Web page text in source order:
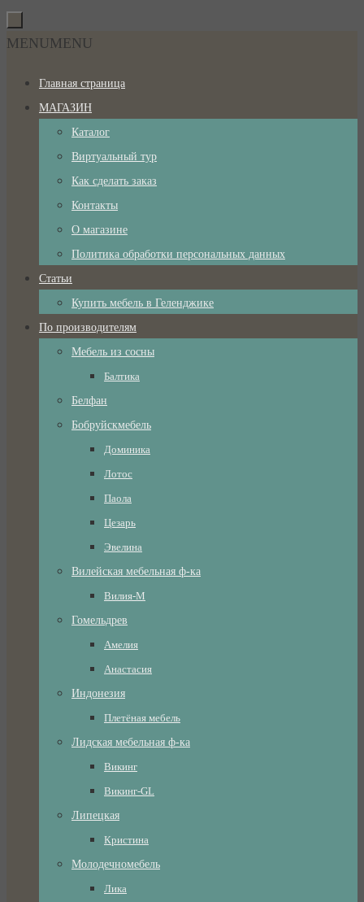
Перейти
к
Перейти
содержимому
MENUMENU
Главная страница
МАГАЗИН
Каталог
Виртуальный тур
Как сделать заказ
Контакты
О магазине
Политика обработки персональных данных
Статьи
Купить мебель в Геленджике
По производителям
Мебель из сосны
Балтика
Белфан
Бобруйскмебель
Доминика
Лотос
Паола
Цезарь
Эвелина
Вилейская мебельная ф-ка
Вилия-М
Гомельдрев
Амелия
Анастасия
Индонезия
Плетёная мебель
Лидская мебельная ф-ка
Викинг
Викинг-GL
Липецкая
Кристина
Молодечномебель
Лика